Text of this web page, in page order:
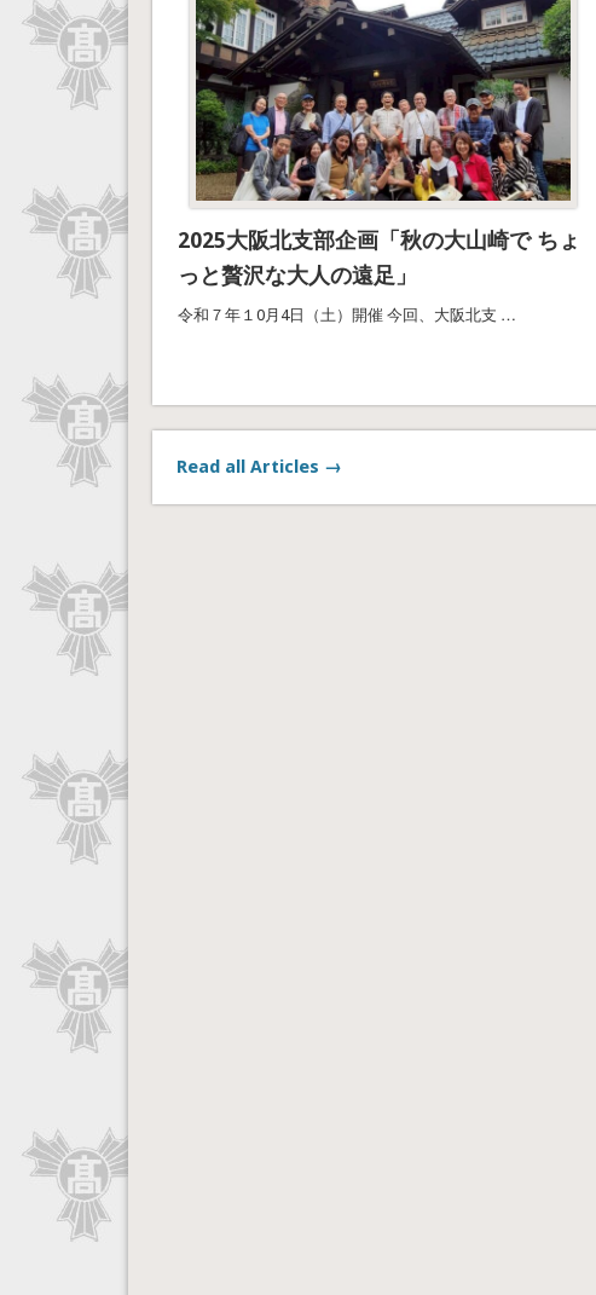
2025大阪北支部企画「秋の大山崎で ちょ
っと贅沢な大人の遠足」
令和７年１0月4日（土）開催 今回、大阪北支 …
Read all Articles →